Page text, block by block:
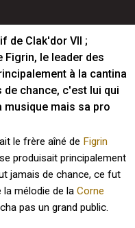
de Clak'dor VII ;
Figrin, le leader des
à la cantina
de chance, c'est lui qui
musique mais sa pro
le frère aîné de Figrin
produisait principalement
jamais de chance, ce fut
la mélodie de laCorne
pas un grand public.